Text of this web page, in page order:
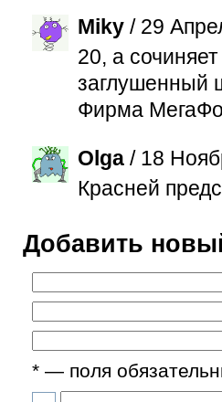
Miky / 29
20, а
заглушенный
Фирма
Olga / 18
Красней
Добавить
* — поля